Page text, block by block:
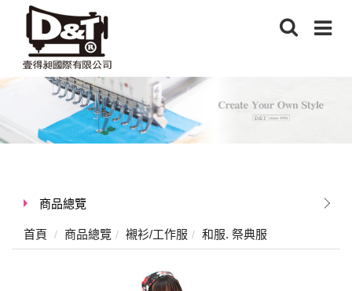
商品總覽
首頁 商品總覽 襯衫/工作服 和服. 祭典服